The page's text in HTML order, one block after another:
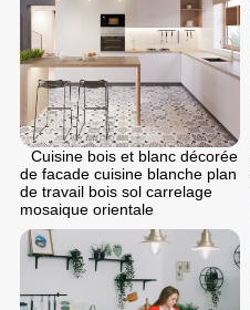
Cuisine bois et blanc décorée
de facade cuisine blanche plan
de travail bois sol carrelage
mosaique orientale